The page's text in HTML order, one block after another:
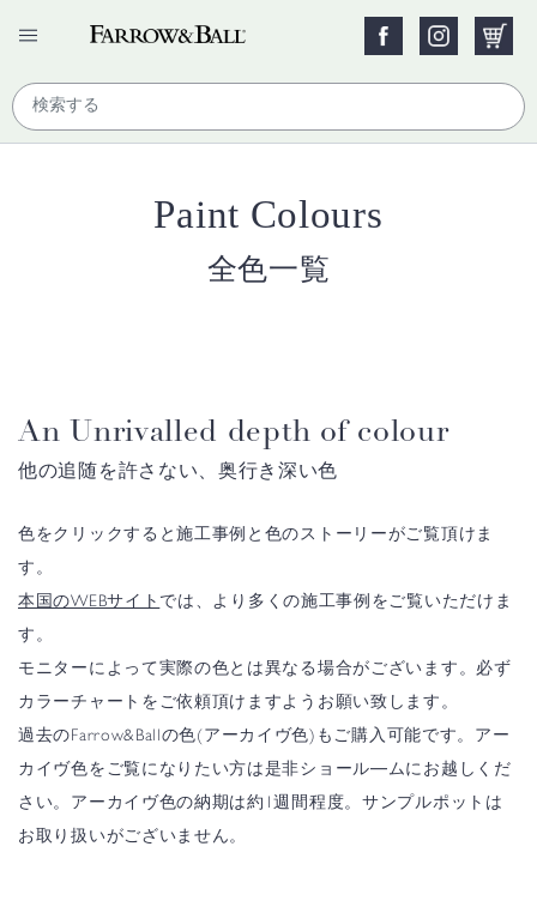
Paint Colours
全色一覧
An Unrivalled depth of colour
他の追随を許さない、奥行き深い色
色をクリックすると施工事例と色のストーリーがご覧頂けま
す。
本国のWEBサイト では、より多くの施工事例をご覧いただけま
す。
モニターによって実際の色とは異なる場合がございます。必ず
カラーチャートをご依頼頂けますようお願い致します。
過去のFarrow&Ballの色(アーカイヴ色)もご購入可能です。アー
カイヴ色をご覧になりたい方は是非ショール―ムにお越しくだ
さい。アーカイヴ色の納期は約1週間程度。サンプルポットは
お取り扱いがございません。